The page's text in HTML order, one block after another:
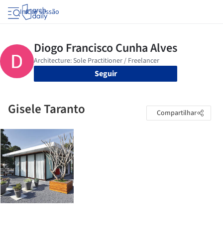
Iniciar sessão
Seguir
Gisele Taranto Compartilhar